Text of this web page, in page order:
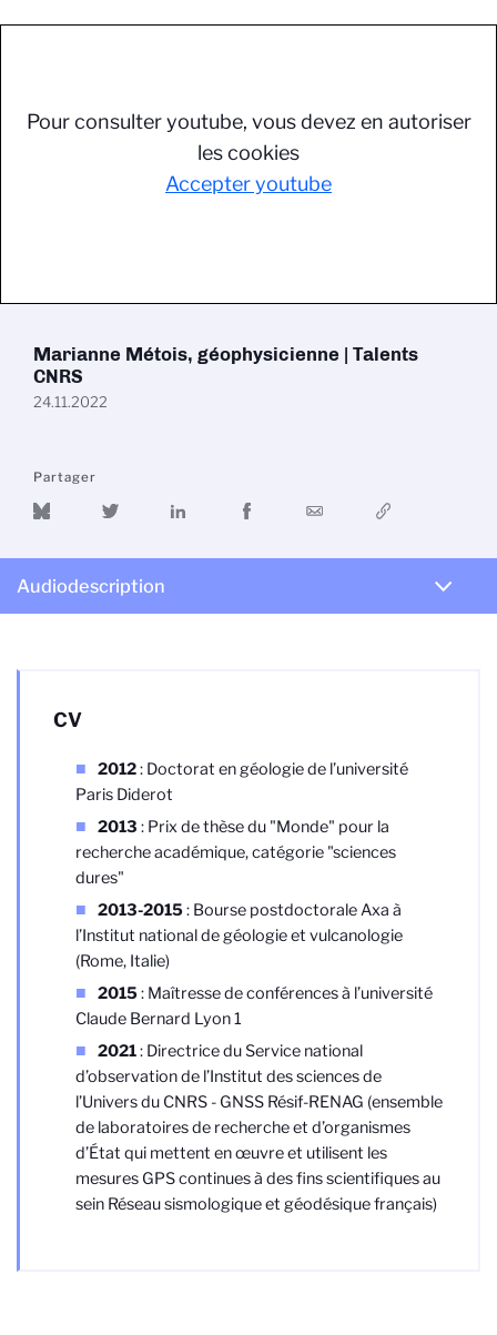
Pour consulter youtube, vous devez en autoriser
les cookies
Accepter youtube
Marianne Métois, géophysicienne | Talents
CNRS
24.11.2022
Partager
Audiodescription
CV
2012: Doctorat en géologie de l’université
Paris Diderot
2013 : Prix de thèse du "Monde" pour la
recherche académique, catégorie "sciences
dures"
2013-2015: Bourse postdoctorale Axa à
l’Institut national de géologie et vulcanologie
(Rome, Italie)
2015: Maîtresse de conférences à l’université
Claude Bernard Lyon 1
2021: Directrice du Service national
d’observation de l’Institut des sciences de
l’Univers du CNRS - GNSS Résif-RENAG (ensemble
de laboratoires de recherche et d’organismes
d’État qui mettent en œuvre et utilisent les
mesures GPS continues à des fins scientifiques au
sein Réseau sismologique et géodésique français)